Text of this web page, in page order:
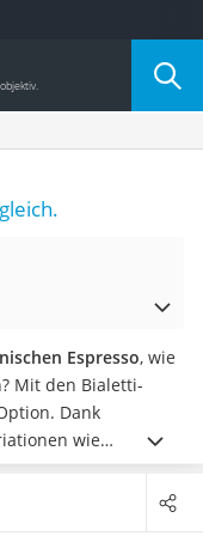
Espresso, wie
Mit den Bialetti-
Dank
wie
ist Online-
oder für alle